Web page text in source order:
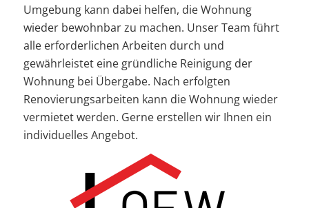
Umgebung kann dabei helfen, die Wohnung
wieder bewohnbar zu machen. Unser Team führt
alle erforderlichen Arbeiten durch und
gewährleistet eine gründliche Reinigung der
Wohnung bei Übergabe. Nach erfolgten
Renovierungsarbeiten kann die Wohnung wieder
vermietet werden. Gerne erstellen wir Ihnen ein
individuelles Angebot.